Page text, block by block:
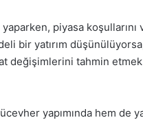
yaparken, piyasa
bir yatırım
değişimlerini tahmin
yapımında hem de